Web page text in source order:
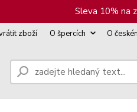
Sleva 10% na
zboží O špercích O